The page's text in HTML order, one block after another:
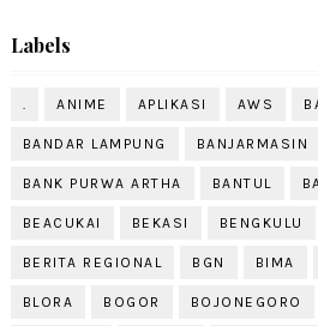
Labels
. ANIME APLIKASI AWS
BANDAR LAMPUNG BANJARMASIN
BANK PURWA ARTHA BANTUL
BEACUKAI BEKASI BENGKULU
BERITA REGIONAL BGN BIMA
BLORA BOGOR BOJONEGORO